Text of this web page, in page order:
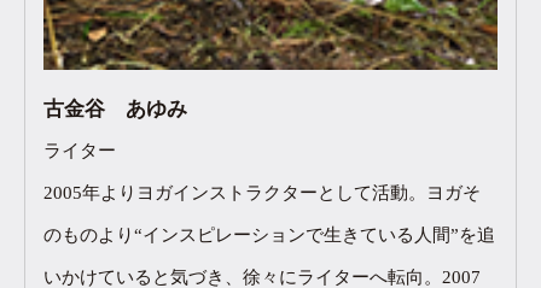
古金谷 あゆみ
ライター
2005年よりヨガインストラクターとして活動。ヨガそ
のものより“インスピレーションで生きている人間”を追
いかけていると気づき、徐々にライターへ転向。2007